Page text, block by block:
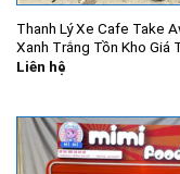
Thanh Lý Xe Cafe Take
Xanh Trắng Tồn Kho Giá
Liên hệ